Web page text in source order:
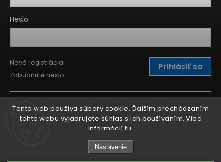
Tento web používa súbory cookie. Ďalším prechádzaním
tohto webu vyjadrujete súhlas s ich používaním. Viac
informácií tu.
Nastavenie
Heslo
Prihlásiť sa
Nová registrácia
Zabudnuté heslo